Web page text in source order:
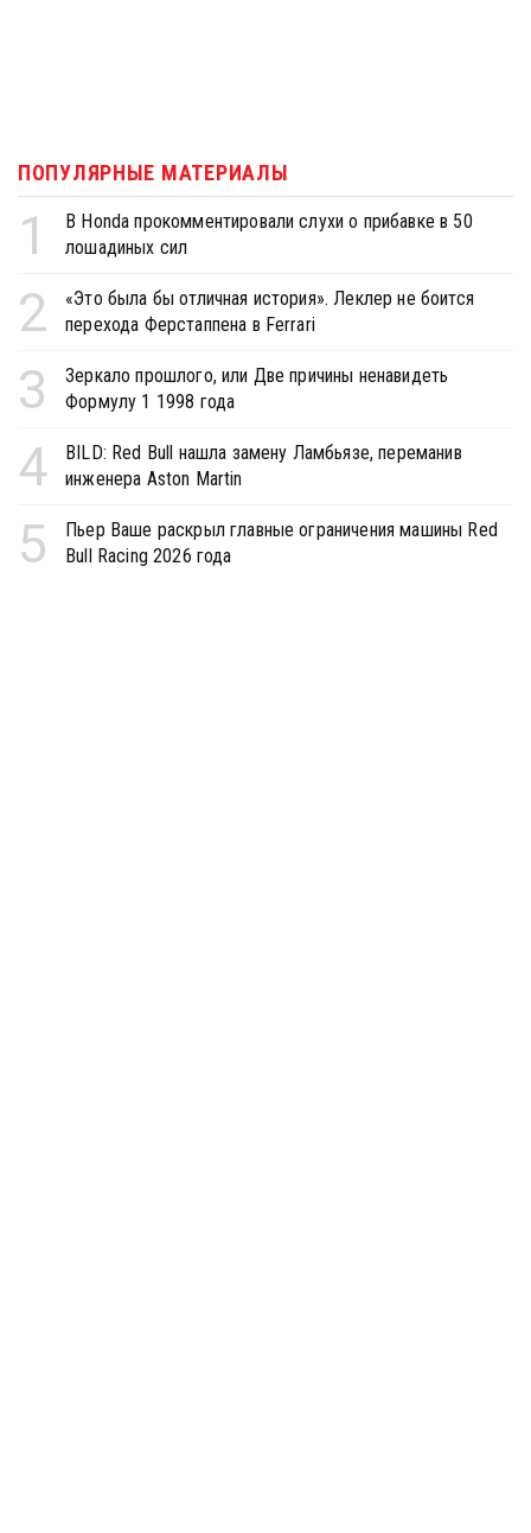
ПОПУЛЯРНЫЕ МАТЕРИАЛЫ
1
В Honda прокомментировали слухи о прибавке в 50
лошадиных сил
2
«Это была бы отличная история». Леклер не боится
перехода Ферстаппена в Ferrari
3
Зеркало прошлого, или Две причины ненавидеть
Формулу 1 1998 года
4
BILD: Red Bull нашла замену Ламбьязе, переманив
инженера Aston Martin
5
Пьер Ваше раскрыл главные ограничения машины Red
Bull Racing 2026 года